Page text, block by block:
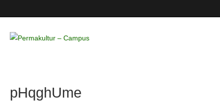
– Campus
pHqghUme